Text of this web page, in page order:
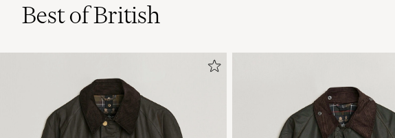
Best of British